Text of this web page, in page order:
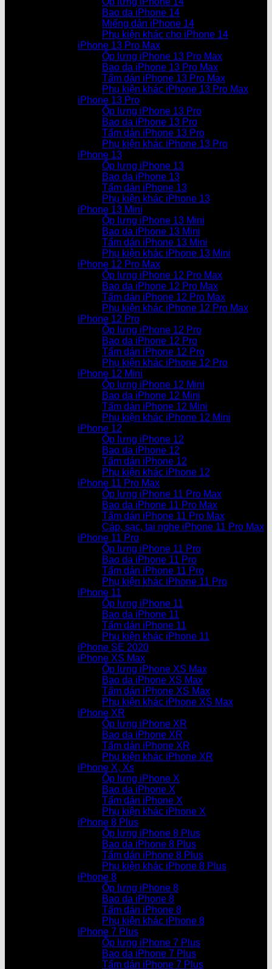
Bao da iPhone 14
Miếng dán iPhone 14
Phụ kiện khác cho iPhone 14
iPhone 13 Pro Max
Ốp lưng iPhone 13 Pro Max
Bao da iPhone 13 Pro Max
Tấm dán iPhone 13 Pro Max
Phụ kiện khác iPhone 13 Pro Max
iPhone 13 Pro
Ốp lưng iPhone 13 Pro
Bao da iPhone 13 Pro
Tấm dán iPhone 13 Pro
Phụ kiện khác iPhone 13 Pro
iPhone 13
Ốp lưng iPhone 13
Bao da iPhone 13
Tấm dán iPhone 13
Phụ kiện khác iPhone 13
iPhone 13 Mini
Ốp lưng iPhone 13 Mini
Bao da iPhone 13 Mini
Tấm dán iPhone 13 Mini
Phụ kiện khác iPhone 13 Mini
iPhone 12 Pro Max
Ốp lưng iPhone 12 Pro Max
Bao da iPhone 12 Pro Max
Tấm dán iPhone 12 Pro Max
Phụ kiện khác iPhone 12 Pro Max
iPhone 12 Pro
Ốp lưng iPhone 12 Pro
Bao da iPhone 12 Pro
Tấm dán iPhone 12 Pro
Phụ kiện khác iPhone 12 Pro
iPhone 12 Mini
Ốp lưng iPhone 12 Mini
Bao da iPhone 12 Mini
Tấm dán iPhone 12 Mini
Phụ kiện khác iPhone 12 Mini
iPhone 12
Ốp lưng iPhone 12
Bao da iPhone 12
Tấm dán iPhone 12
Phụ kiện khác iPhone 12
iPhone 11 Pro Max
Ốp lưng iPhone 11 Pro Max
Bao da iPhone 11 Pro Max
Tấm dán iPhone 11 Pro Max
Cáp, sạc, tai nghe iPhone 11 Pro Max
iPhone 11 Pro
Ốp lưng iPhone 11 Pro
Bao da iPhone 11 Pro
Tấm dán iPhone 11 Pro
Phụ kiện khác iPhone 11 Pro
iPhone 11
Ốp lưng iPhone 11
Bao da iPhone 11
Tấm dán iPhone 11
Phụ kiện khác iPhone 11
iPhone SE 2020
iPhone XS Max
Ốp lưng iPhone XS Max
Bao da iPhone XS Max
Tấm dán iPhone XS Max
Phụ kiện khác iPhone XS Max
iPhone XR
Ốp lưng iPhone XR
Bao da iPhone XR
Tấm dán iPhone XR
Phụ kiện khác iPhone XR
iPhone X, Xs
Ốp lưng iPhone X
Bao da iPhone X
Tấm dán iPhone X
Phụ kiện khác iPhone X
iPhone 8 Plus
Ốp lưng iPhone 8 Plus
Bao da iPhone 8 Plus
Tấm dán iPhone 8 Plus
Phụ kiện khác iPhone 8 Plus
iPhone 8
Ốp lưng iPhone 8
Bao da iPhone 8
Tấm dán iPhone 8
Phụ kiện khác iPhone 8
iPhone 7 Plus
Ốp lưng iPhone 7 Plus
Bao da iPhone 7 Plus
Tấm dán iPhone 7 Plus